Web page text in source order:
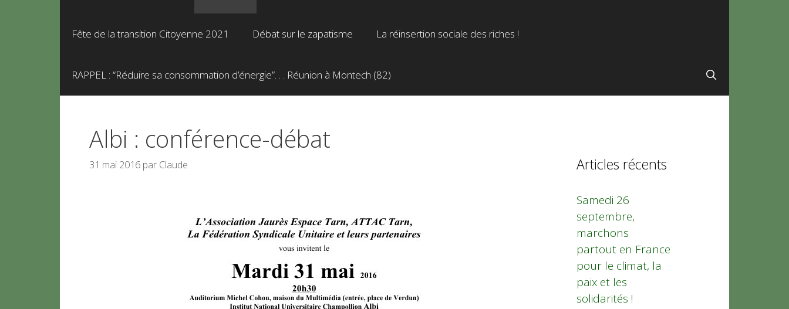
Fête de la transition Citoyenne 2021 Débat sur le zapatisme La réinsertion sociale des riches !
RAPPEL : “Réduire sa consommation d’énergie”. . . Réunion à Montech (82)
Albi : conférence-débat
31 mai 2016 par Claude Articles récents
Samedi 26
septembre,
marchons
partout en France
pour le climat, la
paix et les
solidarités !